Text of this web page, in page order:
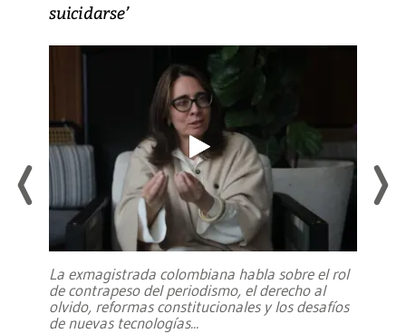
suicidarse’
La exmagistrada colombiana habla sobre el rol
de contrapeso del periodismo, el derecho al
olvido, reformas constitucionales y los desafíos
de nuevas tecnologías...